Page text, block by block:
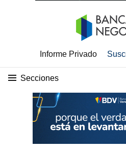
Informe Privado
Secciones